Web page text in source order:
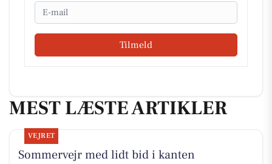
Email
Tilmeld
MEST LÆSTE ARTIKLER
VEJRET
Sommervejr med lidt bid i kanten